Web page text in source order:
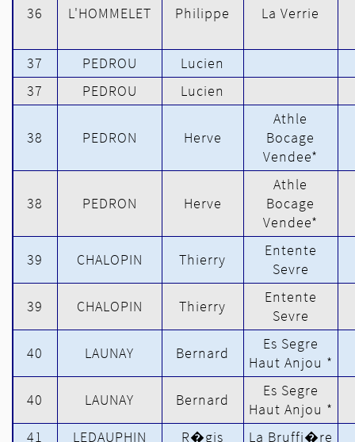
36 L'HOMMELET Philippe La Verrie
37 PEDROU
Lucien
37
PEDROU Lucien
38 PEDRON Herve
Athle
Bocage
Vendee*
38 PEDRON Herve
Athle
Bocage
Vendee*
39 CHALOPIN Thierry
Entente
Sevre
39 CHALOPIN Thierry
Entente
Sevre
40 LAUNAY Bernard
Es Segre
Haut Anjou *
40 LAUNAY Bernard
Es Segre
Haut Anjou *
41
LEDAUPHIN R�gis
La Bruffi�re